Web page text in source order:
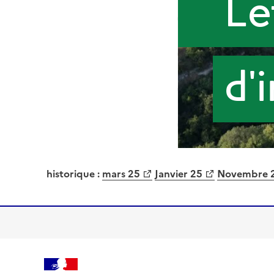
historique : mars 25 Janvier 25 Novembre